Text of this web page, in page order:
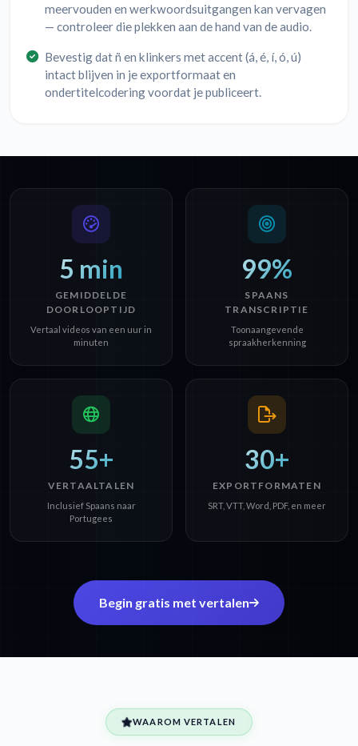
meervouden en werkwoordsuitgangen kan vervagen
— controleer die plekken aan de hand van de audio.
Bevestig dat ñ en klinkers met accent (á, é, í, ó, ú)
intact blijven in je exportformaat en
ondertitelcodering voordat je publiceert.
5 min
GEMIDDELDE
DOORLOOPTIJD
Vertaal videos van een uur in
minuten
99%
SPAANS
TRANSCRIPTIE
Toonaangevende
spraakherkenning
55+
VERTAALTALEN
Inclusief Spaans naar
Portugees
30+
EXPORTFORMATEN
SRT, VTT, Word, PDF, en meer
Begin gratis met vertalen
WAAROM VERTALEN